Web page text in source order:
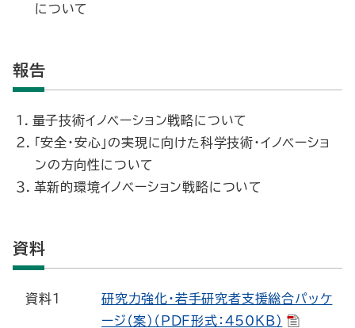
について
報告
１．量子技術イノベーション戦略について
２．「安全・安心」の実現に向けた科学技術・イノベーショ
ンの方向性について
３．革新的環境イノベーション戦略について
資料
資料1
研究力強化・若手研究者支援総合パッケ
ージ（案）（PDF形式：450KB）